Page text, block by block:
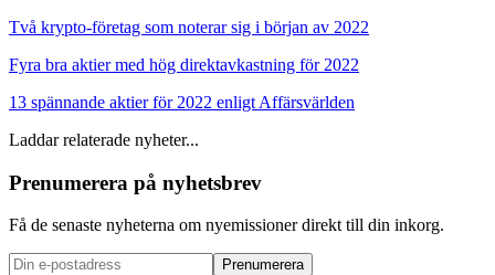
Två krypto-företag som noterar sig i början av 2022
Fyra bra aktier med hög direktavkastning för 2022
13 spännande aktier för 2022 enligt Affärsvärlden
Laddar relaterade nyheter...
Prenumerera på nyhetsbrev
Få de senaste nyheterna om nyemissioner direkt till din inkorg.
Prenumerera